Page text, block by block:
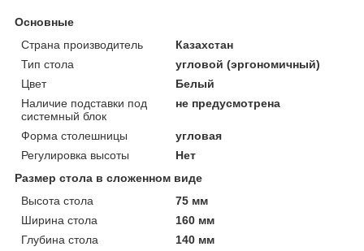
Основные
Страна производитель
Казахстан
Тип стола
угловой (эргономичный)
Цвет
Белый
Наличие подставки под
системный блок
не предусмотрена
Форма столешницы
угловая
Регулировка высоты
Нет
Размер стола в сложенном виде
Высота стола
75 мм
Ширина стола
160 мм
Глубина стола
140 мм